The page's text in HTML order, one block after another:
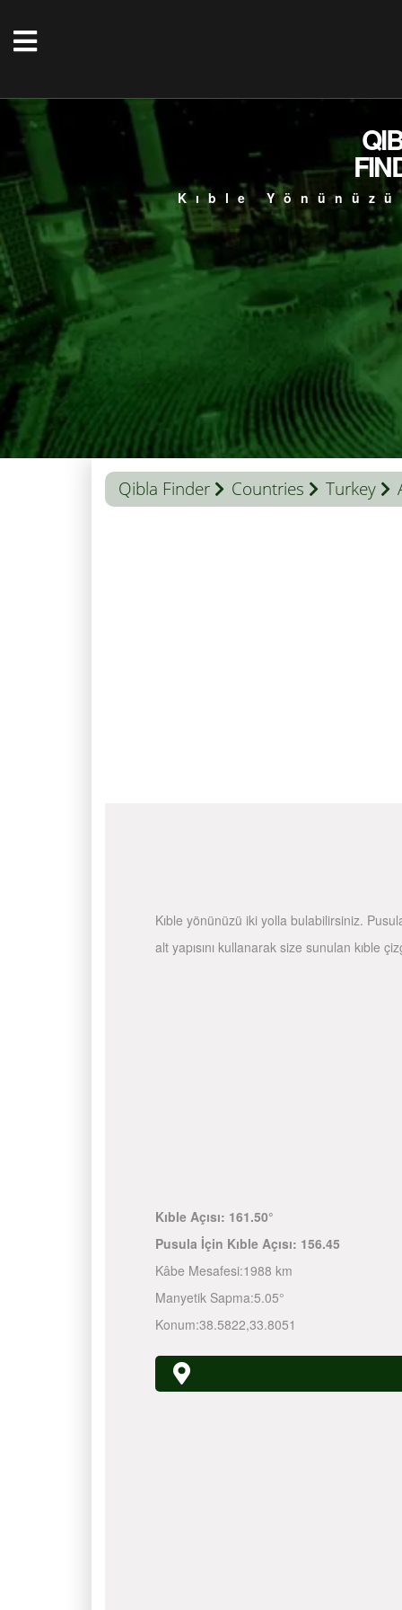
Kıble
Qibla Finder Countries Turkey
Kıble yönünüzü iki yolla bulabilirsiniz.
alt yapısını kullanarak size sunulan kıble
Kıble Açısı: 161.50°
Pusula İçin Kıble Açısı: 156.45
Kâbe Mesafesi:1988 km
Manyetik Sapma:5.05°
Konum:38.5822,33.8051